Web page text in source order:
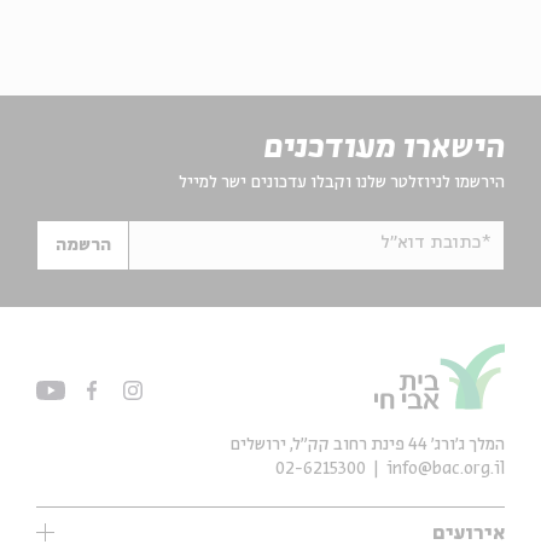
הישארו מעודכנים
הירשמו לניוזלטר שלנו וקבלו עדכונים ישר למייל
*כתובת דוא"ל הרשמה
אירועים
המלך ג'ורג' 44 פינת רחוב קק״ל, ירושלים
info@bac.org.il
02-6215300